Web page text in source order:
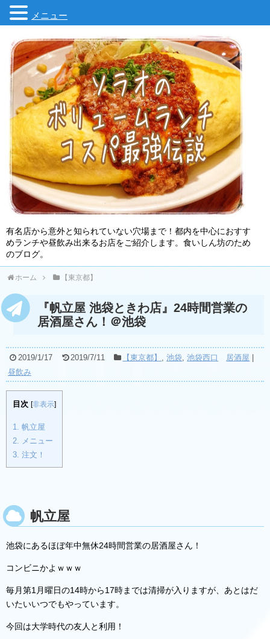
有名店から意外と知られていない穴場まで！都内を中心におすす
めランチや昼飲み出来るお店をご紹介します。食いしん坊のため
のブログ。
ホーム 【東京都】
『帆立屋 池袋ときわ店』24時間営業の
居酒屋さん！＠池袋
2019/1/17 2019/7/11 【東京都】 ,池袋,池袋西口 居酒屋
昼飲み
目次 [非表示]
1.
帆立屋
2.
メニュー
3. 注文！
帆立屋
池袋にあるほぼ年中無休24時間営業の居酒屋さん！
コンビニかよｗｗｗ
毎月第1月曜日の14時から17時までは清掃が入りますが、あとはだ
いたいいつでもやっています。
今回は大学時代の友人と利用！
メニュー